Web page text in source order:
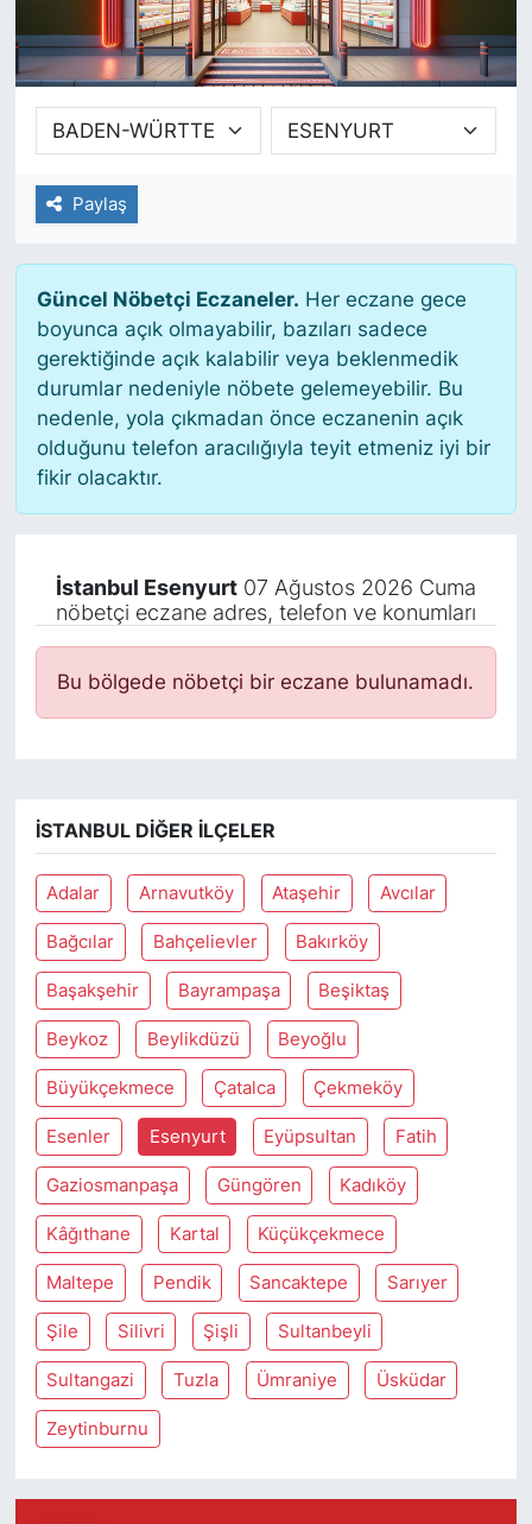
Paylaş
Güncel Nöbetçi Eczaneler. Her eczane gece
boyunca açık olmayabilir, bazıları sadece
gerektiğinde açık kalabilir veya beklenmedik
durumlar nedeniyle nöbete gelemeyebilir. Bu
nedenle, yola çıkmadan önce eczanenin açık
olduğunu telefon aracılığıyla teyit etmeniz iyi bir
fikir olacaktır.
İstanbul Esenyurt07 Ağustos 2026 Cuma
nöbetçi eczane adres, telefon ve konumları
Bu bölgede nöbetçi bir eczane bulunamadı.
İSTANBUL DIĞER İLÇELER
Adalar Arnavutköy Ataşehir Avcılar
Bağcılar Bahçelievler Bakırköy
Başakşehir Bayrampaşa Beşiktaş
Beykoz Beylikdüzü Beyoğlu
Büyükçekmece Çatalca Çekmeköy
Esenler Esenyurt Eyüpsultan Fatih
Gaziosmanpaşa Güngören Kadıköy
Kâğıthane Kartal Küçükçekmece
Maltepe Pendik Sancaktepe Sarıyer
Şile Silivri Şişli Sultanbeyli
Sultangazi Tuzla Ümraniye Üsküdar
Zeytinburnu
SİYASET
SAĞLIK